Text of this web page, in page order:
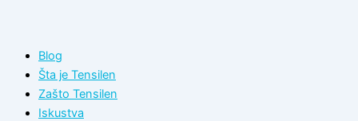
Blog
Šta je Tensilen
Zašto Tensilen
Iskustva